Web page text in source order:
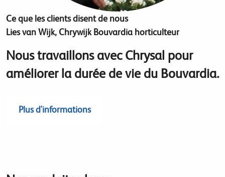
Ce que les clients disent de nous
Lies van Wijk, Chrywijk Bouvardia horticulteur
Nous travaillons avec Chrysal pour
améliorer la durée de vie du Bouvardia.
Plus d'informations